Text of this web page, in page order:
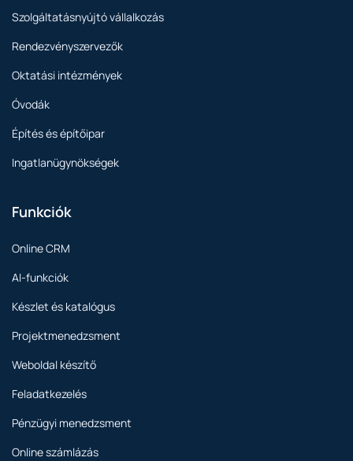
Szolgáltatásnyújtó vállalkozás
Rendezvényszervezők
Oktatási intézmények
Óvodák
Építés és építőipar
Ingatlanügynökségek
Funkciók
Online CRM
AI-funkciók
Készlet és katalógus
Projektmenedzsment
Weboldal készítő
Feladatkezelés
Pénzügyi menedzsment
Online számlázás